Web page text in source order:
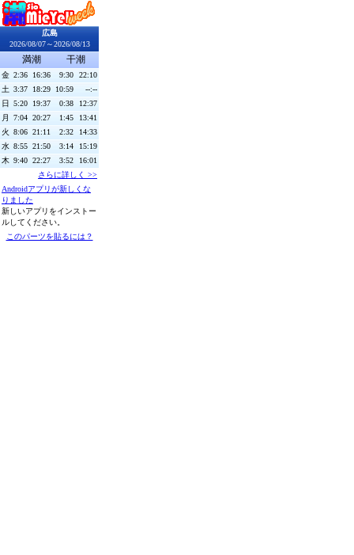
広島
2026/08/07～2026/08/13
満潮 干潮
金 2:36 16:36 9:30
22:10
土 3:37 18:29 10:59
--:--
日 5:20 19:37 0:38
12:37
月
7:04 20:27 1:45
13:41
火 8:06 21:11 2:32
14:33
水 8:55 21:50 3:14
15:19
木 9:40 22:27 3:52
16:01
さらに詳しく >>
Androidアプリが新しくな
りました
新しいアプリをインストー
ルしてください。
このパーツを貼るには？